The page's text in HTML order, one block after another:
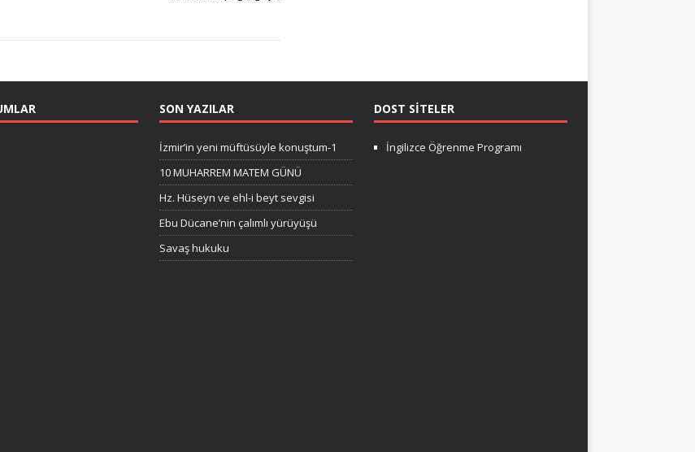
SON YAZILAR
İzmir’in yeni müftüsüyle konuştum-1
10 MUHARREM MATEM GÜNÜ
Hz. Hüseyn ve ehl-i beyt sevgisi
Ebu Dücane’nin çalımlı yürüyüşü
Savaş hukuku
DOST SITELER
İngilizce Öğrenme Programı